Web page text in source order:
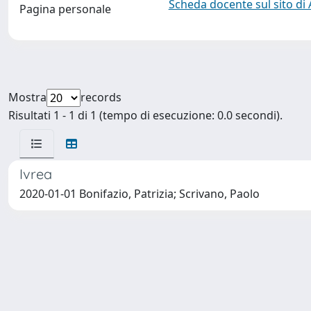
Pagina personale Scheda docente sul sito di
Mostra
records
Risultati 1 - 1 di 1 (tempo di esecuzione: 0.0 secondi).
Ivrea
2020-01-01 Bonifazio, Patrizia; Scrivano, Paolo